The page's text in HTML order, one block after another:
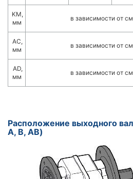
KM,
мм
в зависимости от
АС,
мм
в зависимости от
AD,
мм
в зависимости от
Расположение выходного
A, B, AB)